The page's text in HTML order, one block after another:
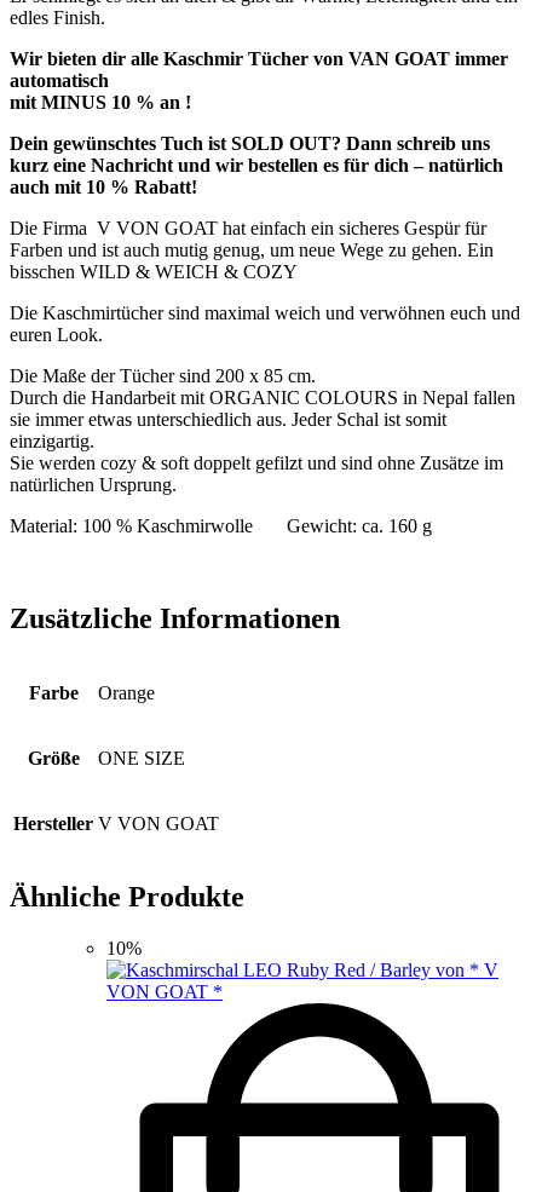
edles Finish.
Wir bieten dir alle Kaschmir Tücher von VAN GOAT immer
automatisch
mit MINUS 10 % an !
Dein gewünschtes Tuch ist SOLD OUT? Dann schreib uns
kurz eine Nachricht und wir bestellen es für dich – natürlich
auch mit 10 % Rabatt!
Die Firma V VON GOAT hat einfach ein sicheres Gespür für
Farben und ist auch mutig genug, um neue Wege zu gehen. Ein
bisschen WILD & WEICH & COZY
Die Kaschmirtücher sind maximal weich und verwöhnen euch und
euren Look.
Die Maße der Tücher sind 200 x 85 cm.
Durch die Handarbeit mit ORGANIC COLOURS in Nepal fallen
sie immer etwas unterschiedlich aus. Jeder Schal ist somit
einzigartig.
Sie werden cozy & soft doppelt gefilzt und sind ohne Zusätze im
natürlichen Ursprung.
Material: 100 % Kaschmirwolle Gewicht: ca. 160 g
Zusätzliche Informationen
Farbe Orange
Größe ONE SIZE
Hersteller V VON GOAT
Ähnliche Produkte
10%